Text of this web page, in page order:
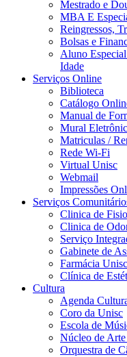
Mestrado e
MBA E
Reingressos,
Bolsas e
Aluno
Idade
Serviços Online
Biblioteca
Catálogo
Manual de
Mural
Matriculas /
Rede Wi-Fi
Virtual Unisc
Webmail
Impressões
Serviços
Clinica de
Clinica de
Serviço
Gabinete de
Farmácia Unisc
Clínica de
Cultura
Agenda
Coro da Unisc
Escola de
Núcleo de
Orquestra de